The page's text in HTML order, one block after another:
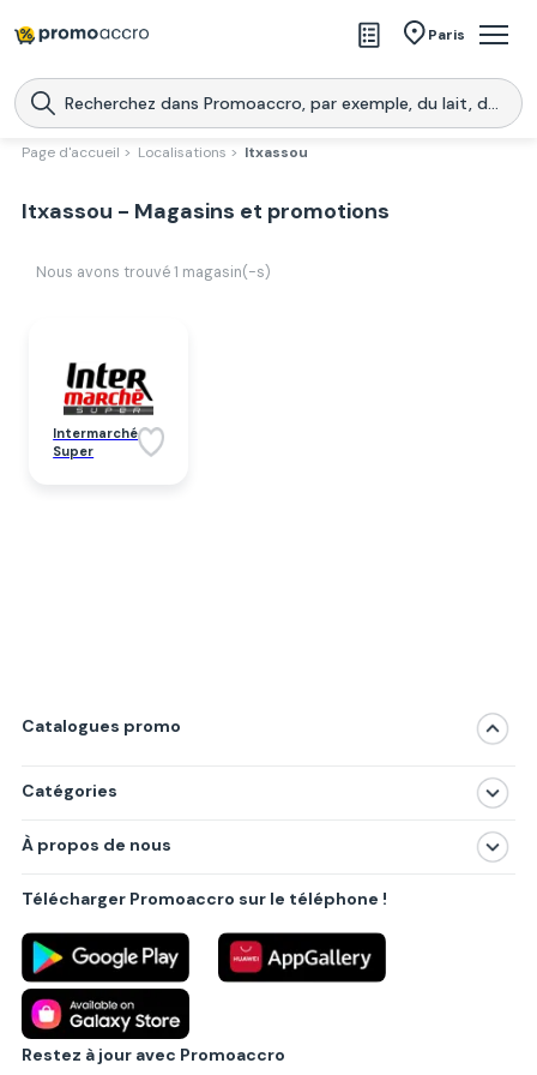
Paris
Magasins
Produits
Promoaccro
l'application
Page d'accueil > Localisations > Itxassou
Itxassou - Magasins et promotions
Nous avons trouvé 1 magasin(-s)
Intermarché
Super
Catalogues promo
Catégories
Produits
Villes principales
À propos de nous
Politique de confidentialité
Règlements
Partenariat B2B
Blog
Contact
Télécharger Promoaccro sur le téléphone !
Restez à jour avec Promoaccro